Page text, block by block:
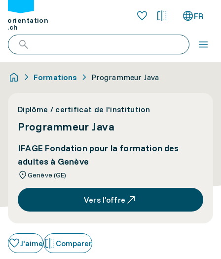
orientation
.ch
FR
Formations Programmeur Java
Diplôme / certificat de l'institution
Programmeur Java
IFAGE Fondation pour la formation des
adultes à Genève
Genève (GE)
Vers l’offre
J'aime Comparer